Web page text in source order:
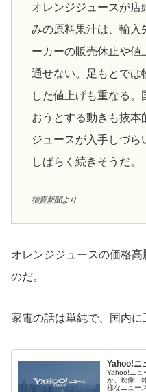
オレンジジュースが
みの原料果汁は、輸入
ーカーの販売休止や値
通せない。足もとでは
した値上げも重なる
おうとする動きも抜本
ジュースが入手しづ
しばらく続きそうだ。
讀賣新聞より
オレンジジュースの価格
のだ。
家電の話は単純で、国内に
Yahoo!ニ
Yahoo!ニュ
か、映像、
様なニュー